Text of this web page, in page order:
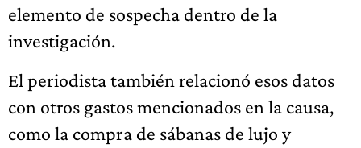
elemento de sospecha dentro de la
investigación.
El periodista también relacionó esos datos
con otros gastos mencionados en la causa,
como la compra de sábanas de lujo y